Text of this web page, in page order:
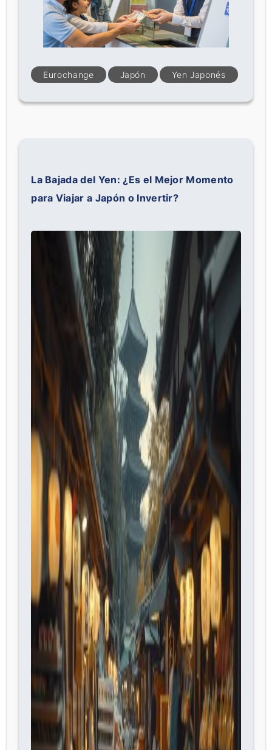
Eurochange Japón Yen Japonés
La Bajada del Yen: ¿Es el Mejor Momento
para Viajar a Japón o Invertir?